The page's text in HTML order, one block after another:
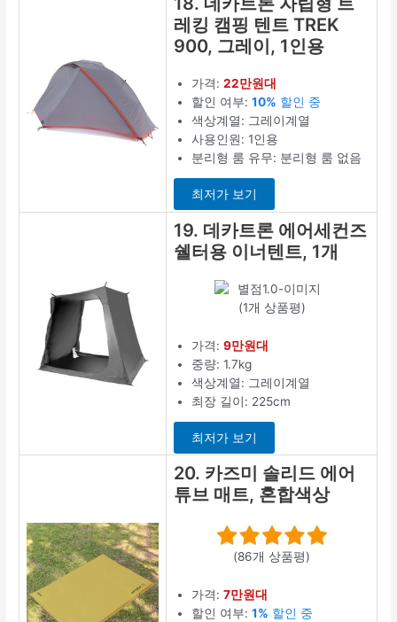
레킹 캠핑 텐트 TREK
900, 그레이, 1인용
가격:22만원대
할인 여부:10% 할인 중
색상계열: 그레이계열
사용인원: 1인용
분리형 룸 유무: 분리형 룸 없음
최저가 보기
19. 데카트론 에어세컨즈
쉘터용 이너텐트, 1개
(1개 상품평)
가격:9만원대
중량: 1.7kg
색상계열: 그레이계열
최장 길이: 225cm
최저가 보기
20. 카즈미 솔리드 에어
튜브 매트, 혼합색상
(86개 상품평)
가격:7만원대
할인 여부:1% 할인 중